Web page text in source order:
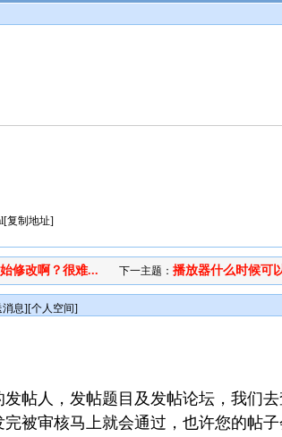
[复制地址]
修改啊？很难... 下一主题：播放器什么时候可
息][个人空间]
帖人，发帖题目及发帖论坛，我们
被审核马上就会通过，也许您的帖